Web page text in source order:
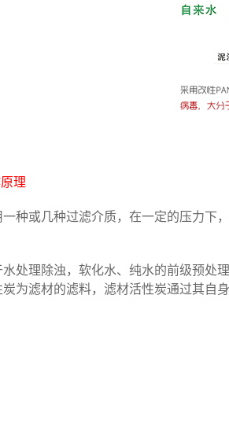
理
种或几种过滤介质，在一定的压力下
处理除浊，软化水、纯水的前级预处
为滤材的滤料，滤材活性炭通过其自